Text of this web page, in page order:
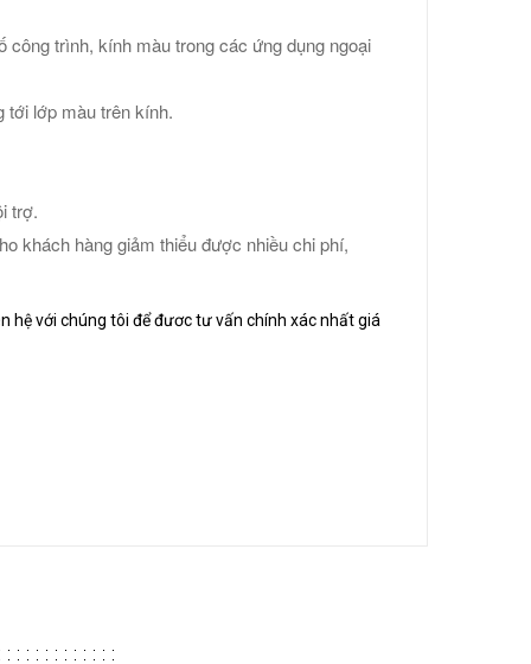
trình, kính màu trong các ứng dụng ngoại
tới lớp màu trên kính.
trợ.
khách hàng giảm thiểu được nhiều chi phí,
hệ với chúng tôi để đươc tư vấn chính xác nhất giá